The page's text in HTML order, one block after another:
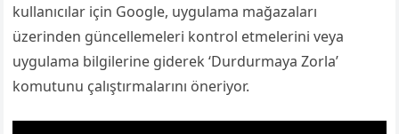
kullanıcılar için Google, uygulama mağazaları
üzerinden güncellemeleri kontrol etmelerini veya
uygulama bilgilerine giderek ‘Durdurmaya Zorla’
komutunu çalıştırmalarını öneriyor.